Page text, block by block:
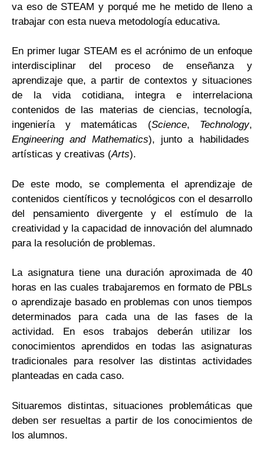
va eso de STEAM y porqué me he metido de lleno a
trabajar con esta nueva metodología educativa.
En primer lugar STEAM es el acrónimo de un enfoque
interdisciplinar del proceso de enseñanza y
aprendizaje que, a partir de contextos y situaciones
de la vida cotidiana, integra e interrelaciona
contenidos de las materias de ciencias, tecnología,
ingeniería y matemáticas (Science, Technology,
Engineering and Mathematics), junto a habilidades
artísticas y creativas (Arts).
De este modo, se complementa el aprendizaje de
contenidos científicos y tecnológicos con el desarrollo
del pensamiento divergente y el estímulo de la
creatividad y la capacidad de innovación del alumnado
para la resolución de problemas.
La asignatura tiene una duración aproximada de 40
horas en las cuales trabajaremos en formato de PBLs
o aprendizaje basado en problemas con unos tiempos
determinados para cada una de las fases de la
actividad. En esos trabajos deberán utilizar los
conocimientos aprendidos en todas las asignaturas
tradicionales para resolver las distintas actividades
planteadas en cada caso.
Situaremos distintas, situaciones problemáticas que
deben ser resueltas a partir de los conocimientos de
los alumnos.